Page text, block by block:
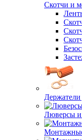
Скотчи и
Люверсы и